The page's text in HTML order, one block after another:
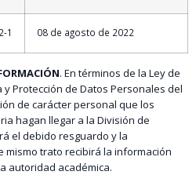
1 08 de agosto de 2022
. En términos de la Ley de
Protección de Datos Personales del
de carácter personal que los
hagan llegar a la División de
el debido resguardo y la
mismo trato recibirá la información
autoridad académica.